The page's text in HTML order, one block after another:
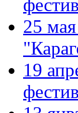
25
19